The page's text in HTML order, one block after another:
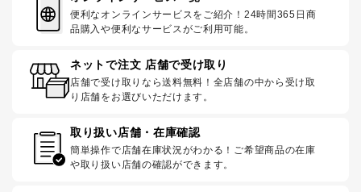
便利なオンラインサービスをご紹介！24時間365日商
品購入や便利なサービスがご利用可能。
ネットで注文 店舗で受け取り
店舗で受け取りなら送料無料！全店舗の中から受け取
り店舗をお選びいただけます。
取り扱い店舗・在庫確認
簡単操作で店舗在庫状況がわかる！ご希望商品の在庫
や取り扱い店舗の確認ができます。